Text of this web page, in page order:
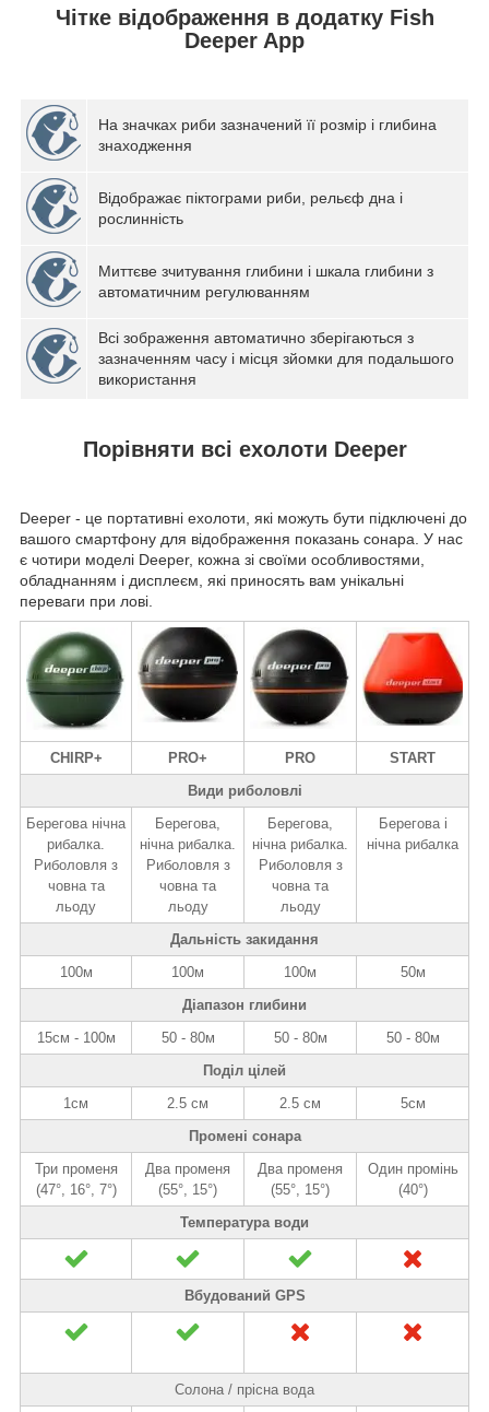
Чітке відображення в додатку Fish
Deeper App
На значках риби зазначений її розмір і глибина
знаходження
Відображає піктограми риби, рельєф дна і
рослинність
Миттєве зчитування глибини і шкала глибини з
автоматичним регулюванням
Всі зображення автоматично зберігаються з
зазначенням часу і місця зйомки для подальшого
використання
Порівняти всі ехолоти Deeper
Deeper - це портативні ехолоти, які можуть бути підключені до
вашого смартфону для відображення показань сонара. У нас
є чотири моделі Deeper, кожна зі своїми особливостями,
обладнанням і дисплеєм, які приносять вам унікальні
переваги при лові.
CHIRP+ PRO+ PRO
START
Види риболовлі
Берегова нічна
рибалка.
Риболовля з
човна та
льоду
Берегова,
нічна рибалка.
Риболовля з
човна та
льоду
Берегова,
нічна рибалка.
Риболовля з
човна та
льоду
Берегова і
нічна рибалка
Дальність закидання
100м
100м 100м
50м
Діапазон глибини
15см - 100м
50 - 80м 50 - 80м
50 - 80м
Поділ цілей
1см
2.5 см 2.5 см
5см
Промені сонара
Три променя
(47°, 16°, 7°)
Два променя
(55°, 15°)
Два променя
(55°, 15°)
Один промінь
(40°)
Температура води
Вбудований GPS
Солона / прісна вода